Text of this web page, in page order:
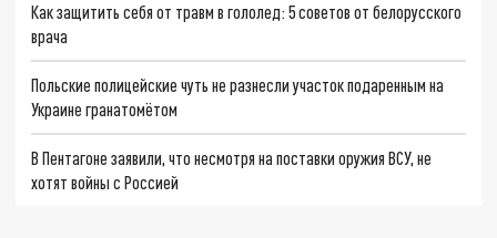
Как защитить себя от травм в гололед: 5 советов от белорусского
врача
Польские полицейские чуть не разнесли участок подаренным на
Украине гранатомётом
В Пентагоне заявили, что несмотря на поставки оружия ВСУ, не
хотят войны с Россией